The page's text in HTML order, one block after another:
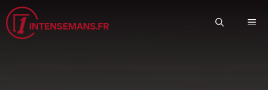
Aller
au
contenu